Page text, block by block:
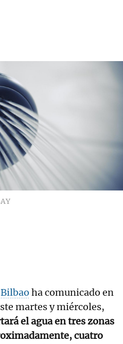
ha comunicado en
martes y miércoles,
el agua en tres zonas
cuatro